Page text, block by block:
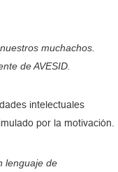
muchachos.
de AVESID.
intelectuales
por la motivación.
lenguaje de